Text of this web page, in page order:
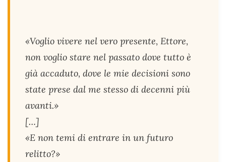
«Voglio vivere nel vero presente, Ettore,
non voglio stare nel passato dove tutto è
già accaduto, dove le mie decisioni sono
state prese dal me stesso di decenni più
avanti.»
[…]
«E non temi di entrare in un futuro
relitto?»